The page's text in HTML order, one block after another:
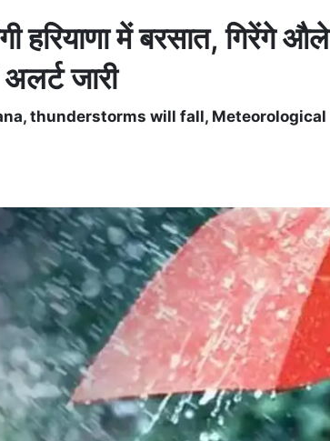
में बरसात, गिरेंगे औले
जारी
thunderstorms will fall, Meteorological